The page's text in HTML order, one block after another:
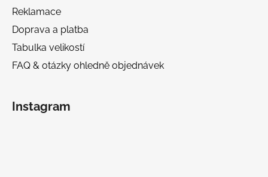
Reklamace
Doprava a platba
Tabulka velikostí
FAQ & otázky ohledně objednávek
Instagram